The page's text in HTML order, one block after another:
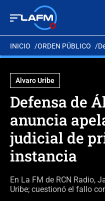
INICIO ORDEN PÚBLICO
Álvaro Uribe
Defensa de
anuncia
judicial de
instancia
En La FM de RCN Radio,
Uribe; cuestionó el fallo